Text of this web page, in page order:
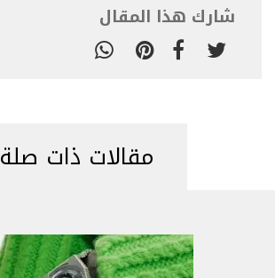
شارك هذا المقال
مقالات ذات صلة